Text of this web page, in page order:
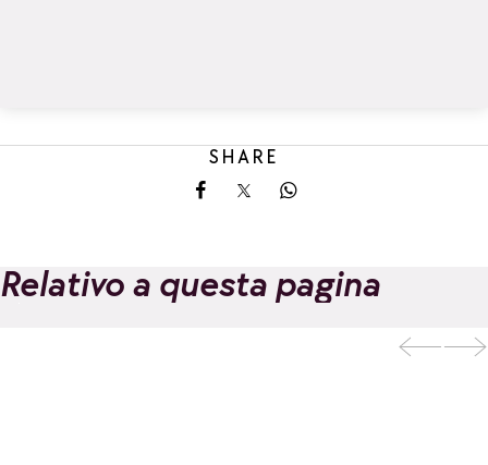
SHARE
Share on Facebook
Share on XShare on Whatsapp
Relativo a questa pagina